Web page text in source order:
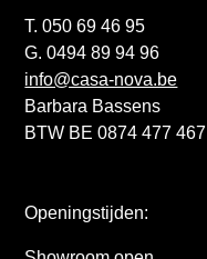
T. 050 69 46 95
G. 0494 89 94 96
info@casa-nova.be
Barbara Bassens
BTW BE 0874 477 467
Openingstijden: